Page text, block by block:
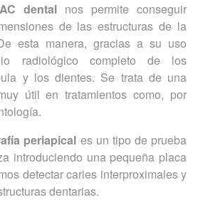
dental nos permite conseguir
de las estructuras de la
esta manera, gracias a su uso
radiológico completo de los
y los dientes. Se trata de una
útil en tratamientos como, por
periapical es un tipo de prueba
introduciendo una pequeña placa
detectar caries interproximales y
dentarias.